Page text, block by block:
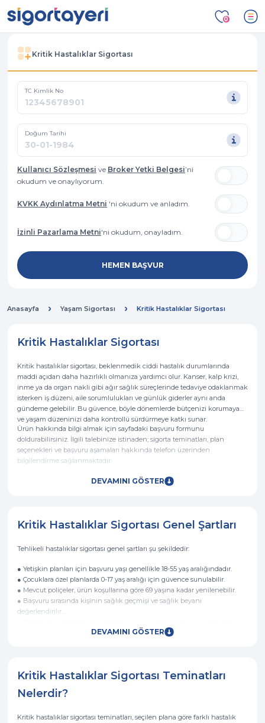
0
Kritik Hastalıklar Sigortası
TC Kimlik No
Doğum Tarihi
Kullanıcı Sözleşmesi ve Broker Yetki Belgesi’ni
okudum ve onaylıyorum.
KVKK Aydınlatma Metni 'ni okudum ve anladım.
İzinli Pazarlama Metni'ni okudum, onayladım.
Anasayfa Yaşam Sigortası Kritik Hastalıklar Sigortası
Kritik Hastalıklar Sigortası
Kritik hastalıklar sigortası, beklenmedik ciddi hastalık durumlarında
maddi açıdan daha hazırlıklı olmanıza yardımcı olur. Kanser, kalp krizi,
inme ya da organ nakli gibi ağır sağlık süreçlerinde tedaviye odaklanmak
isterken iş düzeni, aile sorumlulukları ve günlük giderler aynı anda
gündeme gelebilir. Bu güvence, böyle dönemlerde bütçenizi korumaya
ve yaşam düzeninizi daha kontrollü sürdürmeye katkı sunar.
Ürün hakkında bilgi almak için sayfadaki başvuru formunu
doldurabilirsiniz. İlgili talebinize istinaden; sigorta teminatları, plan
seçenekleri ve başvuru aşamaları hakkında telefon üzerinden
bilgilendirme sağlanmaktadır.
DEVAMINI GÖSTER
Kritik Hastalıklar Sigortası Genel Şartları
Tehlikeli hastalıklar sigortası genel şartları şu şekildedir:
● Yetişkin planları için başvuru yaşı genellikle 18-55 yaş aralığındadır.
● Çocuklara özel planlarda 0-17 yaş aralığı için güvence sunulabilir.
● Mevcut poliçeler, ürün koşullarına göre 69 yaşına kadar yenilenebilir.
● Başvuru sırasında kişinin sağlık geçmişi ve sağlık beyanı
değerlendirilir.
● Poliçe yıllık yenilendiği için yenileme dönemlerinde tekrar tıbbi
DEVAMINI GÖSTER
Kritik Hastalıklar Sigortası Teminatları
Nelerdir?
Kritik hastalıklar sigortası teminatları, seçilen plana göre farklı hastalık